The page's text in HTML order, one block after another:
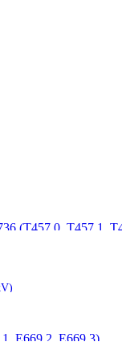
(T457.0, T457.1,
E669.2, E669.3)